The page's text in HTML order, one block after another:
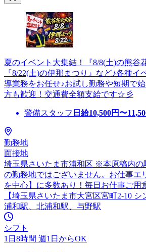
夏のイベント大集結！『8/8(土)の熊谷
『8/22(土)の伊那まつり』など♪各種イ
導業務をお任せ♪お試し勤務や短期で
方も歓迎！交通費全額支給です☆彡
警備スタッフ 日給10,500円〜
勤務地
面接地
埼玉県さいたま市浦和区 ※本原稿内の
の勤務地ではございません。お仕事エ
を中心】に多数あり！毎日お仕事ご用
【埼玉県さいたま市大宮区宮町2-10 シ
浦和駅、北浦和駅、与野駅
シフト
1日8時間 週1日からOK